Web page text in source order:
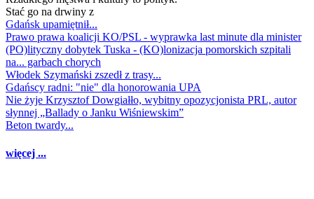
Stać go na drwiny z
Gdańsk upamiętnił...
Prawo prawa koalicji KO/PSL - wyprawka last minute dla minister
(PO)lityczny dobytek Tuska - (KO)lonizacja pomorskich szpitali
na... garbach chorych
Włodek Szymański zszedł z trasy...
Gdańscy radni: "nie" dla honorowania UPA
Nie żyje Krzysztof Dowgiałło, wybitny opozycjonista PRL, autor
słynnej „Ballady o Janku Wiśniewskim”
Beton twardy...
więcej ...